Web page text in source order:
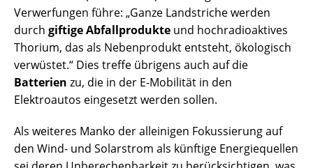
Verwerfungen führe: „Ganze Landstriche werden
durch giftige Abfallprodukte und hochradioaktives
Thorium, das als Nebenprodukt entsteht, ökologisch
verwüstet.“ Dies treffe übrigens auch auf die
Batterien zu, die in der E-Mobilität in den
Elektroautos eingesetzt werden sollen.
Als weiteres Manko der alleinigen Fokussierung auf
den Wind- und Solarstrom als künftige Energiequellen